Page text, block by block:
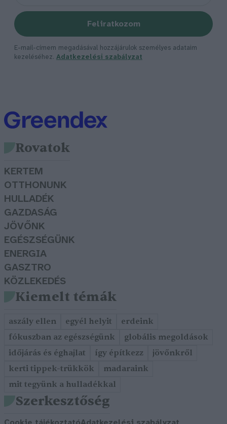
Feliratkozom
E-mail-címem megadásával hozzájárulok személyes adataim
kezeléséhez. Adatkezelési szabályzat
Rovatok
KERTEM
OTTHONUNK
HULLADÉK
GAZDASÁG
JÖVŐNK
EGÉSZSÉGÜNK
ENERGIA
GASZTRO
KÖZLEKEDÉS
Kiemelt témák
aszály ellen egyél helyit
erdeink
fókuszban az egészségünk
globális megoldások
időjárás és éghajlat
így építkezz
jövőnkről
kerti tippek-trükkök
madaraink
mit tegyünk a hulladékkal
Szerkesztőség